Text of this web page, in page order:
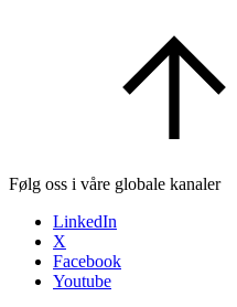
Følg oss i våre globale kanaler
LinkedIn
X
Facebook
Youtube